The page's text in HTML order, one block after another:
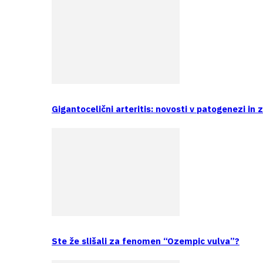
Gigantocelični arteritis: novosti v patogenezi in
Ste že slišali za fenomen “Ozempic vulva”?